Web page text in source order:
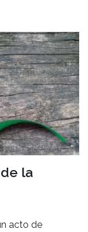
la
acto de